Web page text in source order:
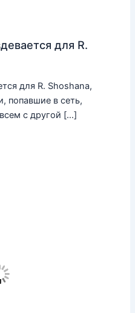
для R.
для R. Shoshana,
попавшие в сеть,
с другой […]